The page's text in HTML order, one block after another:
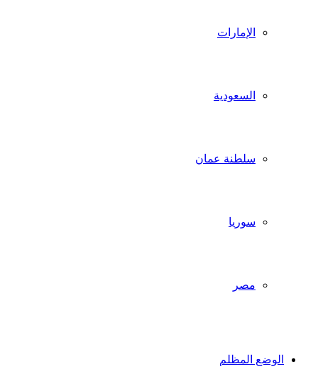
الإمارات
السعودية
سلطنة عمان
سوريا
مصر
الوضع المظلم